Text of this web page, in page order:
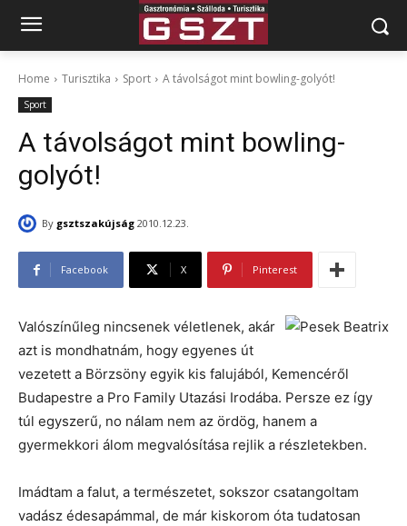
Home Turisztika Sport A távolságot mint bowling-golyót!
Sport
A távolságot mint bowling-
golyót!
By gsztszakújság 2010.12.23.
Facebook X Pinterest
Valószínűleg nincsenek véletlenek, akár
azt is mondhatnám, hogy egyenes út
vezetett a Börzsöny egyik kis falujából, Kemencéről
Budapestre a Pro Family Utazási Irodába. Persze ez így
túl egyszerű, no nálam nem az ördög, hanem a
gyermekkori álom megvalósítása rejlik a részletekben.
Imádtam a falut, a természetet, sokszor csatangoltam
vadász édesapámmal, de már kiskorom óta tudatosan